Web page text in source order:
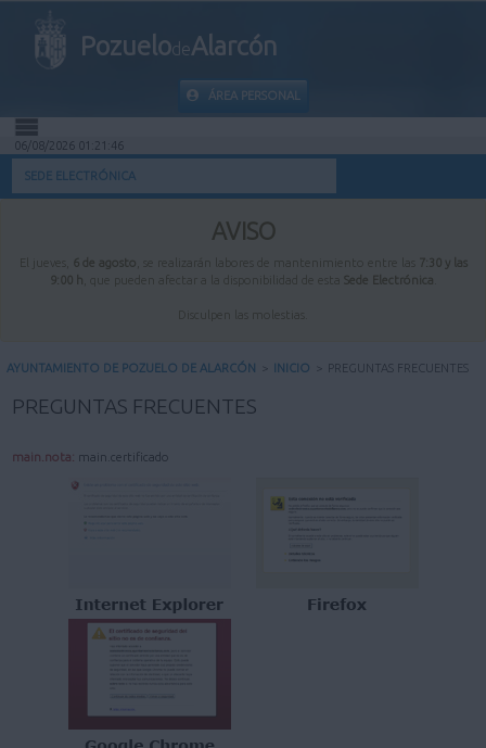
PozuelodeAlarcón
ÁREA PERSONAL
INICIO
INFORMACIÓN PÚBLICA
MI CARPETA
06/08/2026 01:21:47
SEDE ELECTRÓNICA
AVISO
El jueves, 6 de agosto , se realizarán labores de mantenimiento entre las
7:30 y las
9:00 h , que pueden afectar a la disponibilidad de esta Sede Electrónica
Disculpen las molestias.
AYUNTAMIENTO DE POZUELO DE ALARCÓN > INICIO > PREGUNTAS FRECUENTES
PREGUNTAS FRECUENTES
main.nota: main.certificado